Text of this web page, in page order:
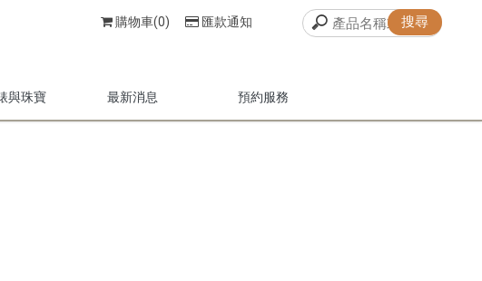
與珠寶 最新消息 預約服務
購物車(0) 匯款通知